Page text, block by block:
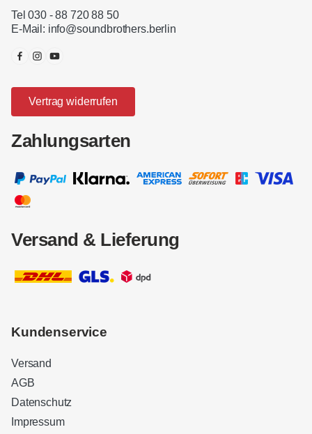
Tel 030 - 88 720 88 50
E-Mail: info@soundbrothers.berlin
Vertrag widerrufen
Zahlungsarten
Versand & Lieferung
Kundenservice
Versand
AGB
Datenschutz
Impressum